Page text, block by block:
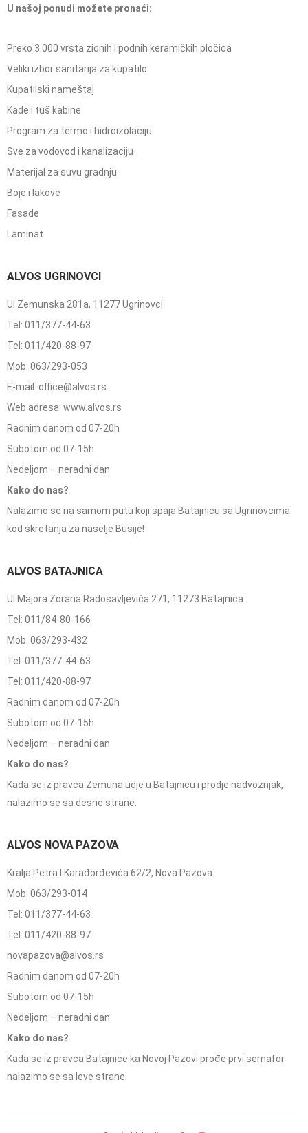
U našoj ponudi možete pronaći:
Preko 3.000 vrsta zidnih i podnih keramičkih pločica
Veliki izbor sanitarija za kupatilo
Kupatilski nameštaj
Kade i tuš kabine
Program za termo i hidroizolaciju
Sve za vodovod i kanalizaciju
Materijal za suvu gradnju
Boje i lakove
Fasade
Laminat
ALVOS UGRINOVCI
Ul Zemunska 281a, 11277 Ugrinovci
Tel: 011/377-44-63
Tel: 011/420-88-97
Mob: 063/293-053
E-mail: office@alvos.rs
Web adresa: www.alvos.rs
Radnim danom od 07-20h
Subotom od 07-15h
Nedeljom – neradni dan
Kako do nas?
Nalazimo se na samom putu koji spaja Batajnicu sa Ugrinovcima
kod skretanja za naselje Busije!
ALVOS BATAJNICA
Ul Majora Zorana Radosavljevića 271, 11273 Batajnica
Tel: 011/84-80-166
Mob: 063/293-432
Tel: 011/377-44-63
Tel: 011/420-88-97
Radnim danom od 07-20h
Subotom od 07-15h
Nedeljom – neradni dan
Kako do nas?
Kada se iz pravca Zemuna udje u Batajnicu i prodje nadvoznjak,
nalazimo se sa desne strane.
ALVOS NOVA PAZOVA
Kralja Petra I Karađorđevića 62/2, Nova Pazova
Mob: 063/293-014
Tel: 011/377-44-63
Tel: 011/420-88-97
novapazova@alvos.rs
Radnim danom od 07-20h
Subotom od 07-15h
Nedeljom – neradni dan
Kako do nas?
Kada se iz pravca Batajnice ka Novoj Pazovi prođe prvi semafor
nalazimo se sa leve strane.